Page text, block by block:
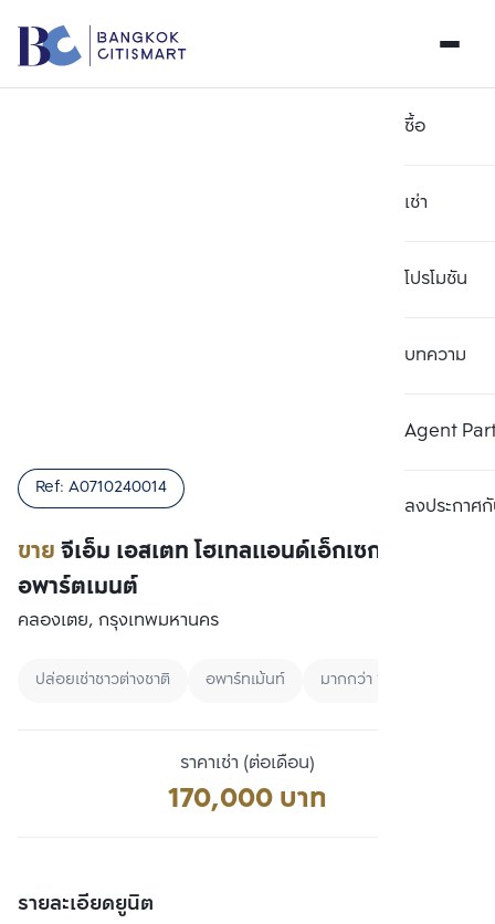
ซื้อ
เช่า
โปรโมชัน
บทความ
Agent
ลงประกาศกั
ขายจีเอ็ม เอสเตท โฮเทลแอนด์เอ็กเซกคิวทีฟ
อพาร์ตเมนต์
Ref: A0710240014
คลองเตย, กรุงเทพมหานคร
ปล่อยเช่าชาวต่างชาติ อพาร์ทเม้นท์ มากกว่า 100000
ราคาเช่า (ต่อเดือน)
170,000 บาท
รายละเอียดยูนิต
เปรียบเทียบ